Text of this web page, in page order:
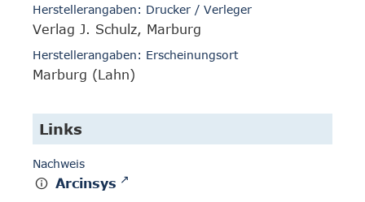
Herstellerangaben: Drucker / Verleger
Verlag J. Schulz, Marburg
Herstellerangaben: Erscheinungsort
Marburg (Lahn)
Links
Nachweis
Arcinsys